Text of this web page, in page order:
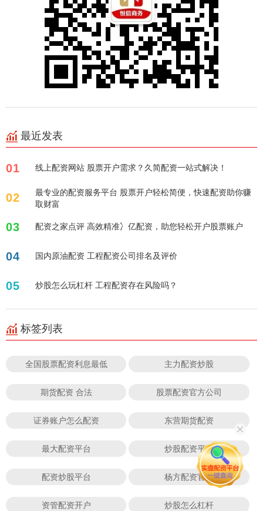
最近发表
01 线上配资网站 股票开户需求？久简配资一站式解决！
02
最专业的配资服务平台 股票开户轻松简便，快速配资助你赚
取财富
03 配资之家点评 高效精准冫亿配资，助您轻松开户股票账户
04 国内原油配资 工程配资公司排名及评价
05 炒股怎么玩杠杆 工程配资存在风险吗？
标签列表
全国股票配资利息最低 主力配资炒股
期货配资 合法 股票配资官方公司
证券账户怎么配资 东营期货配资
最大配资平台 炒股配资平台
配资炒股平台 杨方配资官网
资管配资开户 炒股怎么杠杆